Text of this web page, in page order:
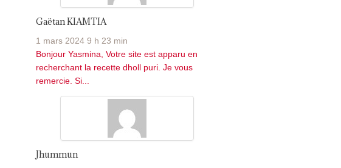
Gaëtan KIAMTIA
1 mars 2024 9 h 23 min
Bonjour Yasmina, Votre site est apparu en
recherchant la recette dholl puri. Je vous
remercie. Si...
Jhummun